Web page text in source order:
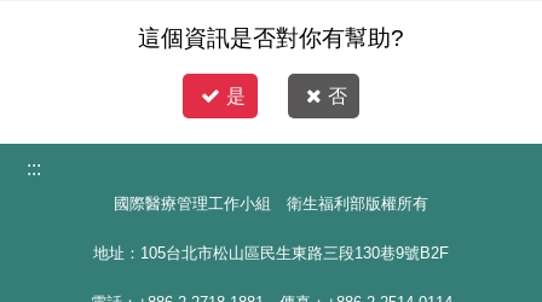
這個資訊是否對你有幫助?
是 否
:::
國際醫療管理工作小組 衛生福利部版權所有
地址：105台北市松山區民生東路三段130巷9號B2F